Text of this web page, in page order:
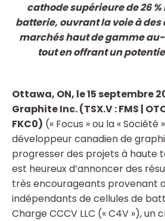
cathode supérieure de 26 %
batterie, ouvrant la voie à des
marchés haut de gamme
tout en offrant un
Ottawa, ON, le 15 septembre
Graphite Inc. (TSX.V : FMS |
FKC0) (« Focus » ou la «
développeur canadien de
progresser des projets à haute
est heureux d’annoncer des
très encourageants provenant
indépendants de cellules de
Charge CCCV LLC (« C4V »), un